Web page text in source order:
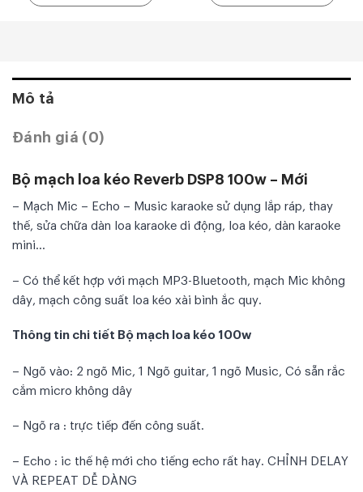
Mô tả
Đánh giá (0)
Bộ mạch loa kéo Reverb DSP8 100w – Mới
– Mạch Mic – Echo – Music karaoke sử dụng lắp ráp, thay
thế, sửa chữa dàn loa karaoke di động, loa kéo, dàn karaoke
mini…
– Có thể kết hợp với mạch MP3-Bluetooth, mạch Mic không
dây, mạch công suất loa kéo xài bình ắc quy.
Thông tin chi tiết Bộ mạch loa kéo 100w
– Ngõ vào: 2 ngõ Mic, 1 Ngõ guitar, 1 ngõ Music, Có sẵn rắc
cắm micro không dây
– Ngõ ra : trực tiếp đến công suất.
– Echo : ic thế hệ mới cho tiếng echo rất hay. CHỈNH DELAY
VÀ REPEAT DỄ DÀNG